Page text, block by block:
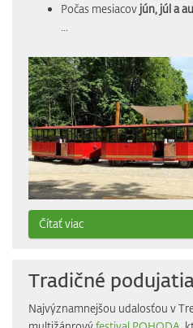
Počas mesiacovjún, júl a
Čítať viac
Tradičné
Najvýznamnejšou udalosťou v